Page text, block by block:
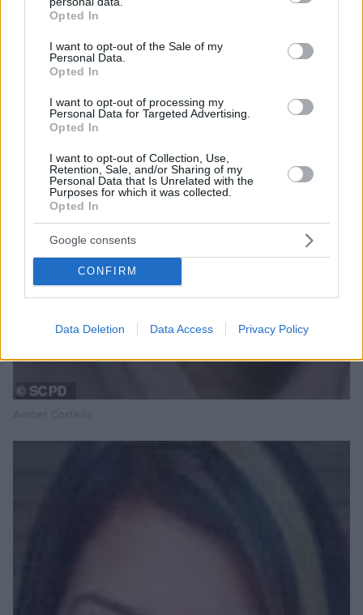
grant or deny consent to Google and its third-party tags to
use your data for below specified purposes in below Google
consent section.
Opted In
I want to opt-out of the Sale of my
Personal Data.
Opted In
I want to opt-out of processing my
Personal Data for Targeted Advertising.
Opted In
I want to opt-out of Collection, Use,
Retention, Sale, and/or Sharing of my
Personal Data that Is Unrelated with the
Purposes for which it was collected.
Opted In
Google consents
CONFIRM
Data Deletion Data Access Privacy Policy